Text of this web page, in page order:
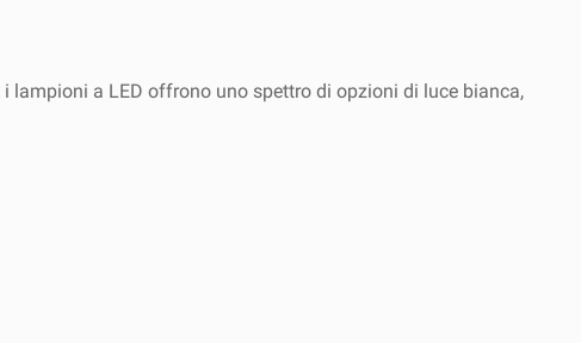
lampioni a LED offrono uno spettro di opzioni di luce bianca,